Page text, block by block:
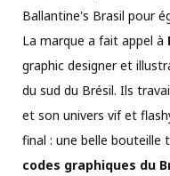
Ballantine's Brasil pour
La marque a fait appel à
graphic designer et
du sud du Brésil. Ils
et son univers vif et
final : une belle bouteille
codes graphiques du